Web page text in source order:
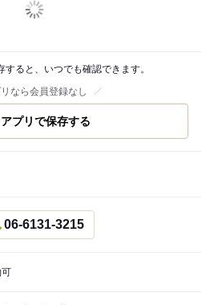
ると、いつでも確認できます。
なら会員登録なし
アプリで保存する
06-6131-3215